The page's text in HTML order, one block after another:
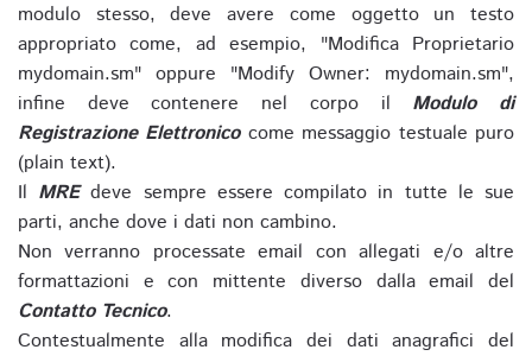
modulo stesso, deve avere come oggetto un testo
appropriato come, ad esempio, "Modifica Proprietario
mydomain.sm" oppure "Modify Owner: mydomain.sm",
infine deve contenere nel corpo il Modulo di
Registrazione Elettronicocome messaggio testuale puro
(plain text).
Il MREdeve sempre essere compilato in tutte le sue
parti, anche dove i dati non cambino.
Non verranno processate email con allegati e/o altre
formattazioni e con mittente diverso dalla email del
Contatto Tecnico.
Contestualmente alla modifica dei dati anagrafici del